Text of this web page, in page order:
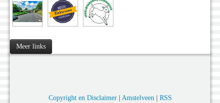
Meer links
Copyright en Disclaimer| Amstelveen| RSS